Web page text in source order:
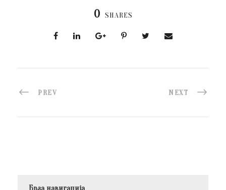
0 SHARES
PREV NEXT